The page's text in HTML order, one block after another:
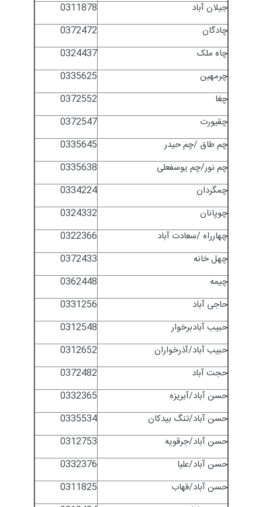
0311878
جیلان آباد
0372472
چادگان
0324437
چاه ملک
0335625
چرمهین
0372552
چغا
0372547
چقیورت
0335645
چم طاق /چم حیدر
0335638
چم نور/چم یوسفعلی
0334224
چمگردان
0324332
چوپانان
0322366
چهارراه /سعادت آباد
0372433
چهل خانه
0362448
چیمه
0331256
حاجی آباد
0312548
حبیب آبادبرخوار
0312652
حبیب آباد/آذرخواران
0372482
حجت آباد
0332365
حسن آباد/آبریزه
0335534
حسن آباد/تنگ بیدکان
0312753
حسن آباد/جرقویه
0332376
حسن آباد/علیا
0311825
حسن آباد/قهاب